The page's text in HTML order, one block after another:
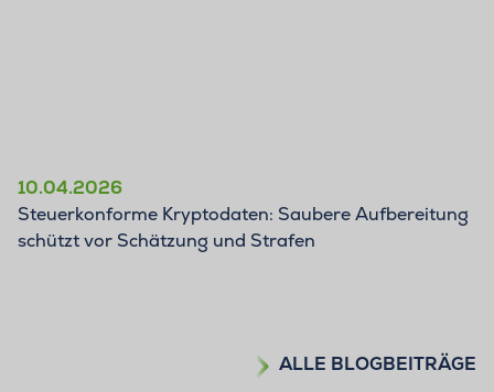
10.04.2026
Steuerkonforme Kryptodaten: Saubere Aufbereitung
schützt vor Schätzung und Strafen
ALLE BLOGBEITRÄGE